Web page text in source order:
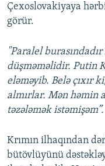
Çexoslovakiyaya
görür.
"Paralel
düşməməlidir. Putin
eləməyib. Belə çıxır
almırlar. Mən həmin
təzələmək istəmişəm”.
Krımın ilhaqından
bütövlüyünü